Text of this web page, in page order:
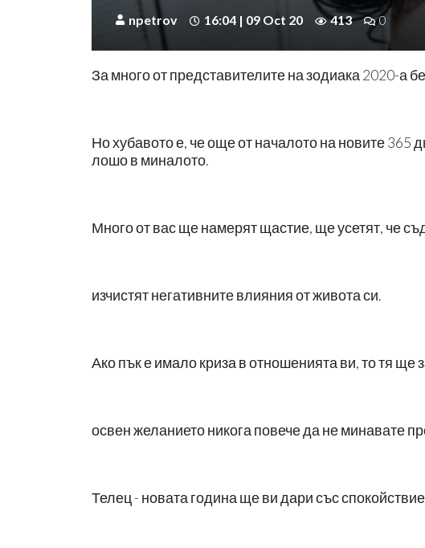
npetrov 16:04 | 09 Oct 20 413 0
За много от представителите на зодиака 2020-а
Но хубавото е, че още от началото на новите 365
лошо в миналото.
Много от вас ще намерят щастие, ще усетят, че
изчистят негативните влияния от живота си.
Ако пък е имало криза в отношенията ви, то тя
освен желанието никога повече да не минавате
Телец - новата година ще ви дари със